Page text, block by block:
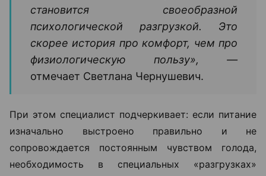
становится своеобразной
психологической разгрузкой. Это
скорее история про комфорт, чем про
физиологическую пользу», —
отмечает Светлана Чернушевич.
При этом специалист подчеркивает: если питание
изначально выстроено правильно и не
сопровождается постоянным чувством голода,
необходимость в специальных «разгрузках»